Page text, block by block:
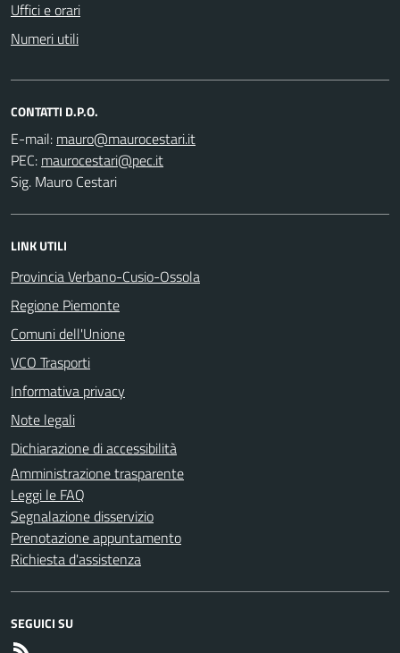
Uffici e orari
Numeri utili
CONTATTI D.P.O.
E-mail:
PEC:
Sig. Mauro Cestari
LINK UTILI
Provincia Verbano-Cusio-Ossola
Regione Piemonte
Comuni dell'Unione
VCO Trasporti
Informativa privacy
Note legali
Dichiarazione di accessibilità
Amministrazione trasparente
Leggi le FAQ
Segnalazione disservizio
Prenotazione appuntamento
Richiesta d'assistenza
SEGUICI SU